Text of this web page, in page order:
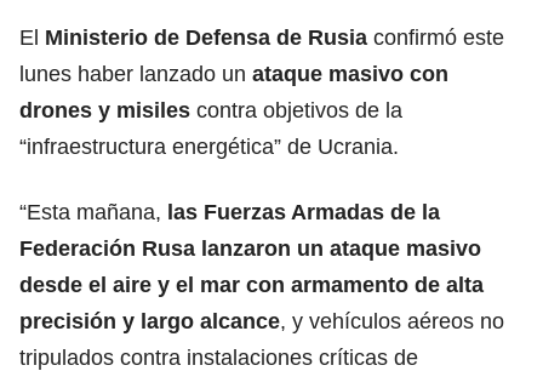
El Ministerio de Defensa de Rusia confirmó este
lunes haber lanzado un ataque masivo con
drones y misiles contra objetivos de la
“infraestructura energética” de Ucrania.
“Esta mañana, las Fuerzas Armadas de la
Federación Rusa lanzaron un ataque masivo
desde el aire y el mar con armamento de alta
precisión y largo alcance, y vehículos aéreos no
tripulados contra instalaciones críticas de